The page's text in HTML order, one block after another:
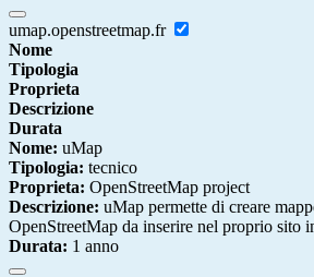
umap.openstreetmap.fr
Nome
Tipologia
Proprieta
Descrizione
Durata
Nome: uMap
Tipologia: tecnico
Proprieta: OpenStreetMap project
Descrizione: uMap permette di creare
OpenStreetMap da inserire nel proprio sito
Durata: 1 anno